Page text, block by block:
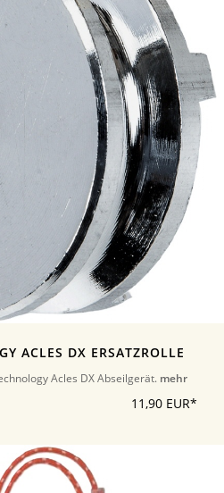
ACLES DX ERSATZROLLE
Acles DX Abseilgerät. mehr
11,90 EUR*